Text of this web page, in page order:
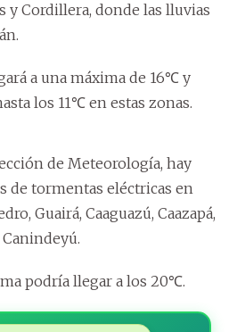
y Cordillera, donde las lluvias
a una máxima de 16℃ y
los 11℃ en estas zonas.
de Meteorología, hay
de tormentas eléctricas en
Guairá, Caaguazú, Caazapá,
podría llegar a los 20℃.